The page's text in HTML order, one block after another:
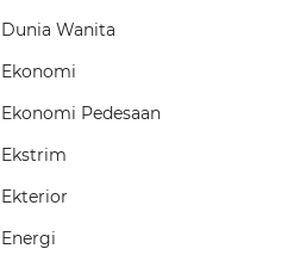
Dunia Wanita
Ekonomi
Ekonomi Pedesaan
Ekstrim
Ekterior
Energi